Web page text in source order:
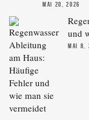
MAI 20, 2026
und
MAI 8,